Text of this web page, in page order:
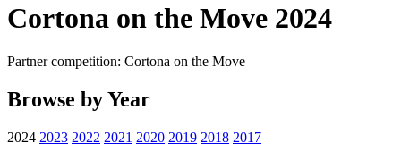
Cortona on the Move 2024
Partner competition: Cortona on the Move
Browse by Year
2024 2023 2022 2021 2020 2019 2018 2017